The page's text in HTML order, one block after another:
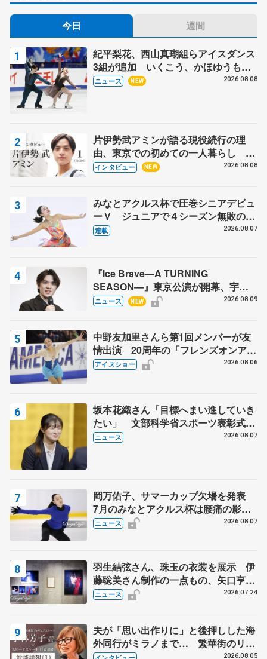
今日 週間
紀平梨花、西山真瑚組らアイスダンス
3組が追加 いくこう、かほゆうも、
木下グループ杯
ニュース NEW 2026.08.08
片伊勢武アミンが語る現役続行の理
由、東京での初めての一人暮らし 注
目スケーターの「今」に迫る
インタビュー NEW 2026.08.08
みなとアクルス杯で圧巻シニアデビュ
ーＶ ジュニアで４シーズン無敗の島
田麻央
連載 2026.08.07
『Ice Brave―A TURNING
SEASON―』東京公演が開幕、宇野
昌磨の『Ice Brave』にかける思いを
ニュース NEW 2026.08.09
中野友加里さんら第1回メンバーが友
情出演 20周年の「フレンズオンアイ
ス」 宮本賢二さん、有川梨絵さん、
アイスショー 2026.08.06
坂本花織さん「目標へまい進していき
たい」 文部科学省スポーツ表彰式で
代表謝辞
ニュース 2026.08.07
岡万佑子、サマーカップ欠場を発表
7月のみなとアクルス杯は腰痛の影響
で
ニュース 2026.08.07
羽生結弦さん、珠玉の衣装を展示 伊
藤聡美さん制作の一点もの、矢口亨さ
んが撮影
ニュース 2026.07.24
夫が「思い出作りに」と後押しした海
外同行がミラノまで… 繁華街のリン
2026.08.05